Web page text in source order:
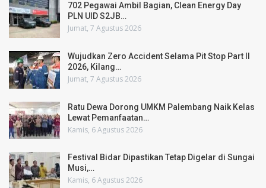
702 Pegawai Ambil Bagian, Clean Energy Day
PLN UID S2JB…
Jumat, 7 Agustus 2026
Wujudkan Zero Accident Selama Pit Stop Part II
2026, Kilang…
Jumat, 7 Agustus 2026
Ratu Dewa Dorong UMKM Palembang Naik Kelas
Lewat Pemanfaatan…
Kamis, 6 Agustus 2026
Festival Bidar Dipastikan Tetap Digelar di Sungai
Musi,…
Kamis, 6 Agustus 2026